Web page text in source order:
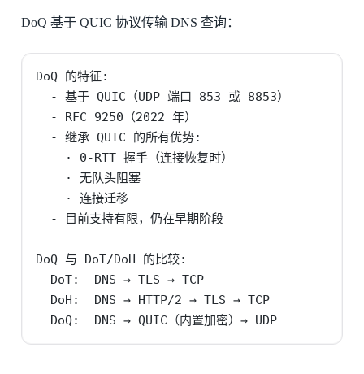
DoQ 基于 QUIC 协议传输 DNS 查询：
DoQ 的特征:
  - 基于 QUIC（UDP 端口 853 或 8853）
  - RFC 9250（2022 年）
  - 继承 QUIC 的所有优势:
    · 0-RTT 握手（连接恢复时）
    · 无队头阻塞
    · 连接迁移
  - 目前支持有限，仍在早期阶段
DoQ 与 DoT/DoH 的比较:
  DoT:  DNS → TLS → TCP
  DoH:  DNS → HTTP/2 → TLS → TCP
  DoQ:  DNS → QUIC（内置加密）→ UDP